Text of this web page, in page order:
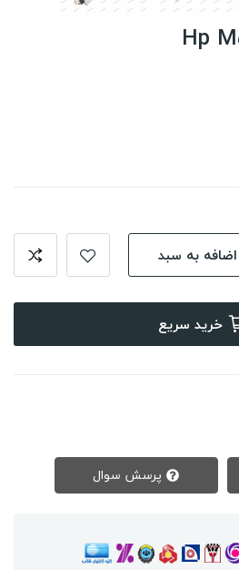
اضافه به سبد
خرید سریع